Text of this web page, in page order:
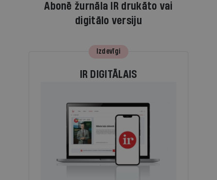
Abonē žurnāla IR drukāto vai
digitālo versiju
Izdevīgi
IR DIGITĀLAIS